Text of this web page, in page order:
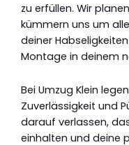
zu erfüllen. Wir
kümmern uns um
deiner
Montage in deinem
Bei Umzug Klein
Zuverlässigkeit und
darauf verlassen,
einhalten und deine